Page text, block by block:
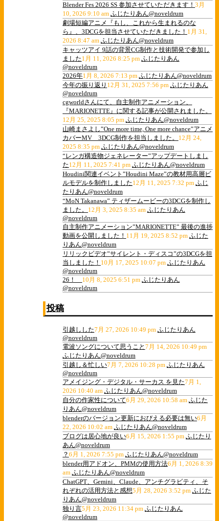
Blender Fes 2026 SS 参加させていただきます！ 3月
10, 2026 9:10 am ふじたりあん@noveldrum
劇場短編アニメ『もし、これから生まれるのな
ら』、3DCGを担当させていただきました！ 1月 31,
2026 8:47 am ふじたりあん@noveldrum
キャッツアイ 9話の背景CG制作と技術開発で参加し
ました1月 11, 2026 8:25 pm ふじたりあん
@noveldrum
2026年1月 8, 2026 7:13 pm ふじたりあん@noveldrum
今年の振り返り 12月 31, 2025 7:56 pm ふじたりあん
@noveldrum
cgworldさんにて、自主制作アニメーション、
『MARIONETTE』に関する記事が公開されました。
12月 25, 2025 8:05 pm ふじたりあん@noveldrum
山崎まさよし”One more time, One more chance”アニメ
カバーMV 3DCG制作を担当しました。 12月 24,
2025 8:35 pm ふじたりあん@noveldrum
“レンガ構造物ジェネレーター”アップデートしまし
た12月 11, 2025 7:41 pm ふじたりあん@noveldrum
Houdini関連イベント”Houdini Maze”の教材用高層ビ
ルモデルを制作しました12月 11, 2025 7:32 pm ふじ
たりあん@noveldrum
“MoN Takanawa” ティザームービーの3DCGを制作し
ました。 12月 3, 2025 8:35 am ふじたりあん
@noveldrum
自主制作アニメーション”MARIONETTE” 最後の進捗
動画を公開しました！ 11月 19, 2025 8:52 pm ふじた
りあん@noveldrum
リリックビデオ”サイレント・ディスコ”の3DCGを担
当しました！ 10月 17, 2025 10:07 pm ふじたりあん
@noveldrum
26！ 10月 8, 2025 6:51 pm ふじたりあん
@noveldrum
投稿
引越しした7月 27, 2026 10:49 pm ふじたりあん
@noveldrum
電波ソングについて思うこと 7月 14, 2026 10:49 pm
ふじたりあん@noveldrum
引越し＆忙しい7月 7, 2026 10:28 pm ふじたりあん
@noveldrum
アメイジング・デジタル・サーカス を見た7月 1,
2026 10:40 am ふじたりあん@noveldrum
自分の作家性について6月 29, 2026 10:58 am ふじた
りあん@noveldrum
blenderのバージョン更新におびえる必要は無い6月
22, 2026 10:02 am ふじたりあん@noveldrum
ブログは居心地が良い6月 15, 2026 1:55 pm ふじたり
あん@noveldrum
？ 6月 1, 2026 7:55 pm ふじたりあん@noveldrum
blender用アドオン、PMMの使用方法6月 1, 2026 8:39
am ふじたりあん@noveldrum
ChatGPT、Gemini、Claude、アンチグラビティ、そ
れぞれの活用方法と感想5月 28, 2026 3:52 pm ふじた
りあん@noveldrum
独り言5月 23, 2026 11:34 pm ふじたりあん
@noveldrum